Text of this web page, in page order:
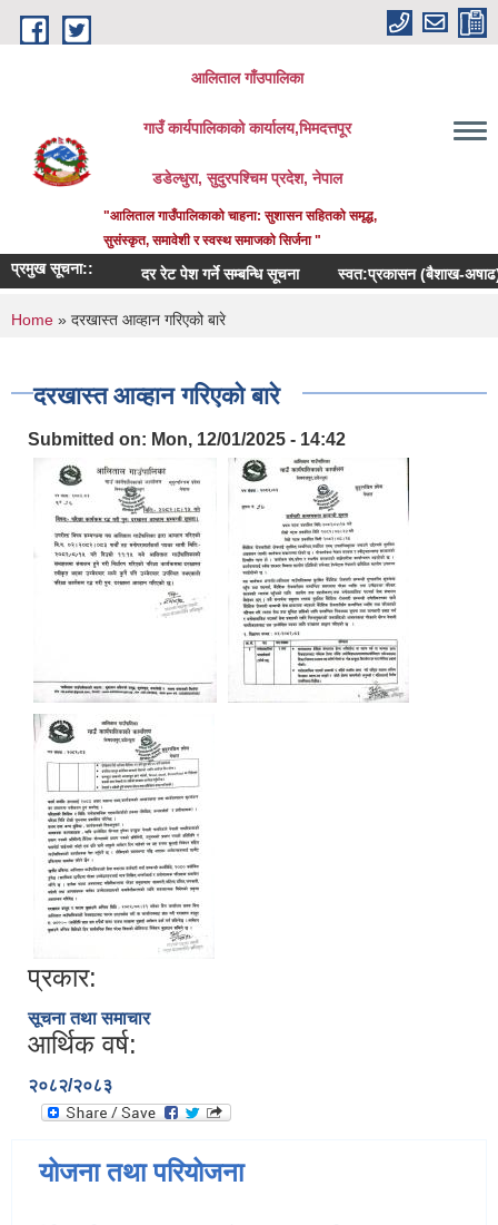
Skip to main content
आलिताल गाँउपालिका
गाउँ कार्यपालिकाको कार्यालय,भिमदत्तपूर
डडेल्धुरा, सुदुरपश्चिम प्रदेश, नेपाल
"आलिताल गाउँपालिकाको चाहना: सुशासन सहितको समृद्ध,
सुसंस्कृत, समावेशी र स्वस्थ समाजको सिर्जना "
प्रमुख सूचना:: दर रेट पेश गर्ने सम्बन्धि सूचना स्वत:प्रकासन (बैशाख-अषाढ)
You are here
Home » दरखास्त आव्हान गरिएको बारे
दरखास्त आव्हान गरिएको बारे
Submitted on: Mon, 12/01/2025 - 14:42
प्रकार:
सूचना तथा समाचार
आर्थिक वर्ष:
२०८२/२०८३
योजना तथा परियोजना